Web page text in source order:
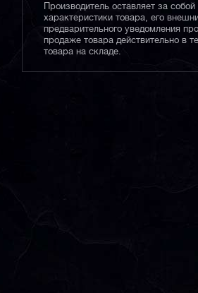
Производитель оставляет за
характеристики товара, его
предварительного уведомления
продаже товара действительно в
товара на складе.